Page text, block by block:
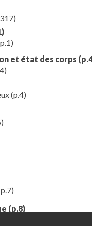
et état des corps
(p.4)
(p.8)